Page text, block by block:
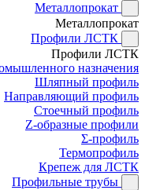
Металлопрокат
Металлопрокат
Профили ЛСТК
Профили ЛСТК
назначения
Шляпный профиль
Направляющий профиль
Стоечный профиль
Z-образные профили
Σ-профиль
Термопрофиль
Крепеж для ЛСТК
Профильные трубы